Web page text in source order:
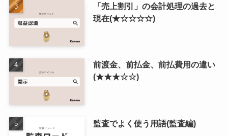
「売上割引」の会計処理の過去と
現在(★☆☆☆☆)
前渡金、前払金、前払費用の違い
(★★★☆☆)
監査でよく使う用語(監査編)